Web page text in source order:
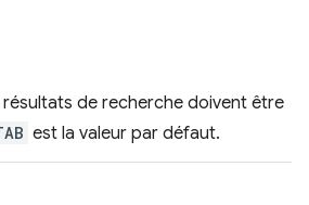
résultats de recherche doivent être
est la valeur par défaut.